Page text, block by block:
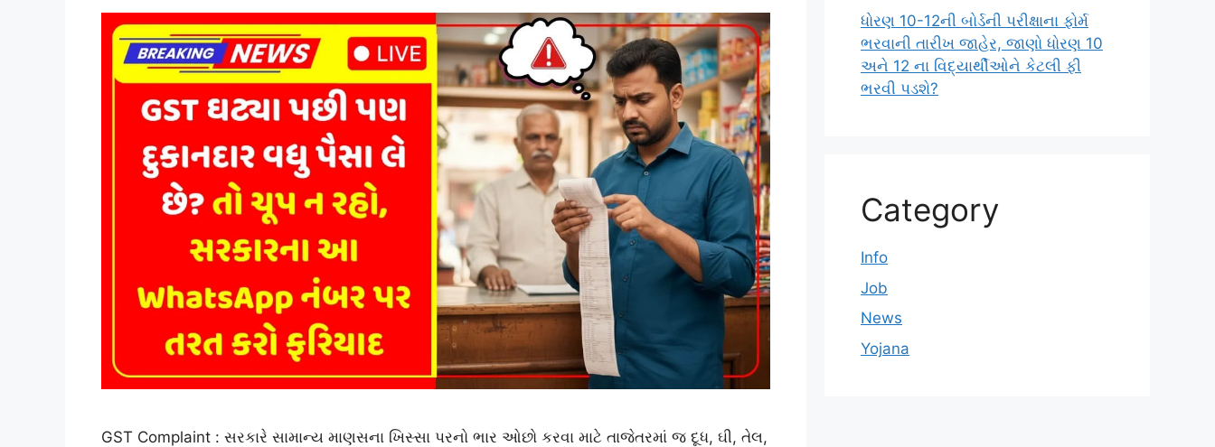
GST Complaint : સરકારે સામાન્ય માણસના ખિસ્સા પરનો ભાર ઓછો કરવા માટે તાજેતરમાં જ દૂધ, ઘી, તેલ,
ધોરણ 10-12ની બોર્ડની પરીક્ષાના ફોર્મ
ભરવાની તારીખ જાહેર, જાણો ધોરણ 10
અને 12 ના વિદ્યાર્થીઓને કેટલી ફી
ભરવી પડશે?
Category
Info
Job
News
Yojana